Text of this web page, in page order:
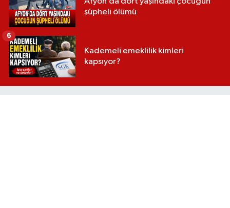
şüpheli ölümü
Kademeli emeklilik kimleri
kapsıyor?
6